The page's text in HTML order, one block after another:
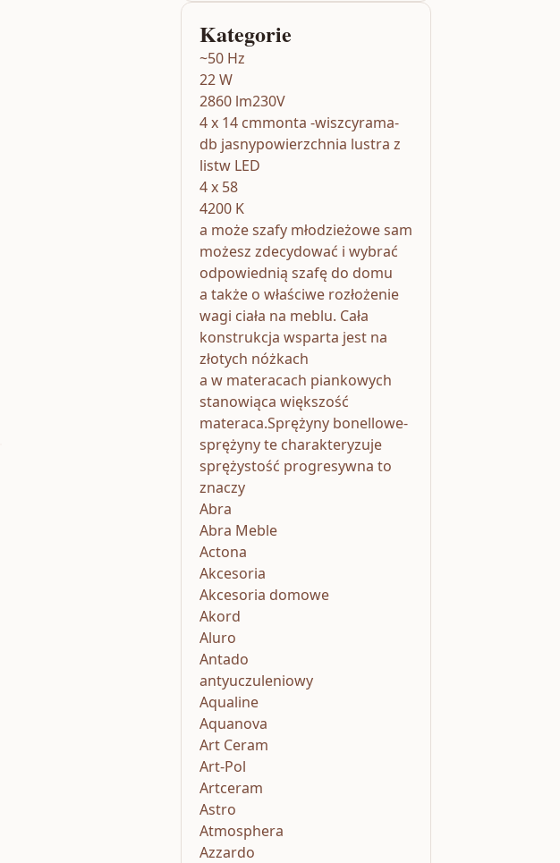
Kategorie
~50 Hz
22 W
2860 lm230V
4 x 14 cmmonta -wiszcyrama-
db jasnypowierzchnia lustra z
listw LED
4 x 58
4200 K
a może szafy młodzieżowe sam
możesz zdecydować i wybrać
odpowiednią szafę do domu
a także o właściwe rozłożenie
wagi ciała na meblu. Cała
konstrukcja wsparta jest na
złotych nóżkach
a w materacach piankowych
stanowiąca większość
materaca.Sprężyny bonellowe-
sprężyny te charakteryzuje
sprężystość progresywna to
znaczy
Abra
Abra Meble
Actona
Akcesoria
Akcesoria domowe
Akord
Aluro
Antado
antyuczuleniowy
Aqualine
Aquanova
Art Ceram
Art-Pol
Artceram
Astro
Atmosphera
Azzardo